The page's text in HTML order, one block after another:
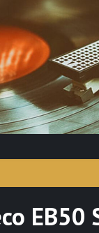
EB50